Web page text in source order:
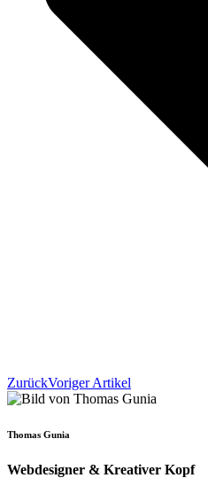
ZurückVoriger Artikel
Thomas Gunia
Webdesigner & Kreativer Kopf